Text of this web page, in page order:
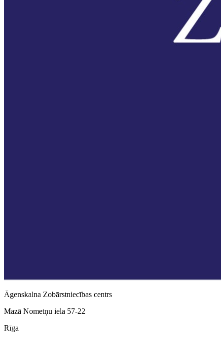
Āgenskalna Zobārstniecības centrs
Mazā Nometņu iela 57-22
Rīga